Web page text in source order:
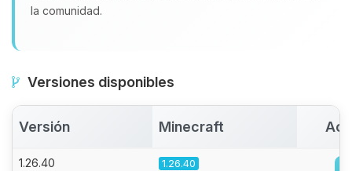
la comunidad.
Versiones disponibles
Versión Minecraft
1.26.40 1.26.40